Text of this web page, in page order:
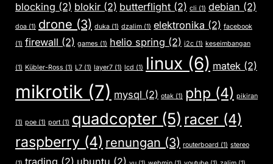
blocking (2) blokir (2) butterflight (2) cli (1) debian (2)
doa (1) drone (3) duka (1) dzalim (1) elektronika (2) facebook
(1) firewall (2) games (1) helio spring (2) i2c (1) keseimbangan
(1) Kübler-Ross (1) L7 (1) layer7 (1) lcd (1) linux (6) matek (2)
mikrotik (7) mysql (2) otak (1) php (4) pikiran
(1) poe (1) port(1) quadcopter (5) racer (4)
raspberry (4) renungan (3) routerboard (1) stereo
trading (2) ubuntu (2)